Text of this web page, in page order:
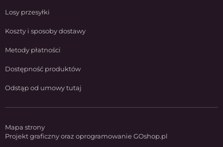
Losy przesyłki
Koszty i sposoby dostawy
Metody płatności
Dostępność produktów
Odstąp od umowy tutaj
Mapa strony
Projekt graficzny oraz oprogramowanie GOshop.pl